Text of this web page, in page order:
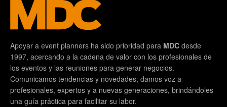
Apoyar a event planners ha sido prioridad para MDC desde
1997, acercando a la cadena de valor con los profesionales de
los eventos y las reuniones para generar negocios.
Comunicamos tendencias y novedades, damos voz a
profesionales, expertos y a nuevas generaciones, brindándoles
una guía práctica para facilitar su labor.